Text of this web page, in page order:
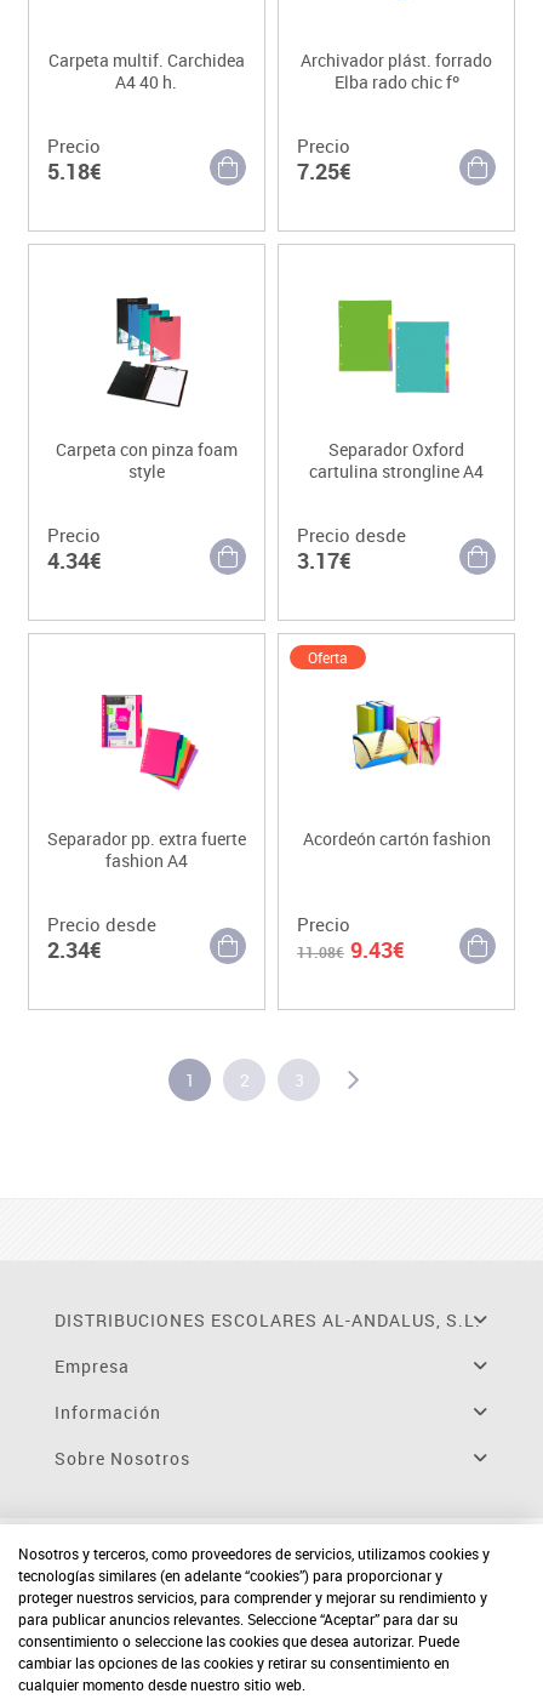
Carpeta multif. Carchidea
A4 40 h.
Precio
5.18€
Archivador plást. forrado
Elba rado chic fº
Precio
7.25€
Carpeta con pinza foam
style
Precio
4.34€
Separador Oxford
cartulina strongline A4
Precio desde
3.17€
Separador pp. extra fuerte
fashion A4
Precio desde
2.34€
Oferta
Acordeón cartón fashion
Precio
11.08€ 9.43€
1 2 3
DISTRIBUCIONES ESCOLARES AL-ANDALUS, S.L.
Empresa
Información
Sobre Nosotros
Nosotros y terceros, como proveedores de servicios, utilizamos cookies y
tecnologías similares (en adelante “cookies”) para proporcionar y
proteger nuestros servicios, para comprender y mejorar su rendimiento y
para publicar anuncios relevantes. Seleccione “Aceptar” para dar su
consentimiento o seleccione las cookies que desea autorizar. Puede
cambiar las opciones de las cookies y retirar su consentimiento en
cualquier momento desde nuestro sitio web.